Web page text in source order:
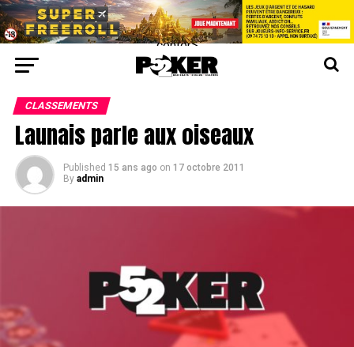
center>
CLASSEMENTS
Launais parle aux oiseaux
Published 15 ans ago on 17 octobre 2011
By admin